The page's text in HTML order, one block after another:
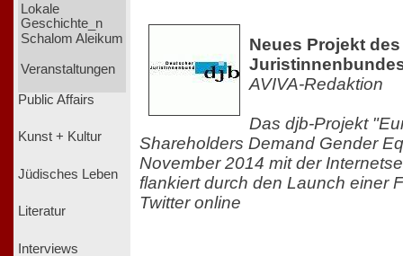
Lokale
Geschichte_n
Schalom Aleikum
Veranstaltungen
Public Affairs
Kunst + Kultur
Jüdisches Leben
Literatur
Interviews
Neues Projekt
AVIVA-Redaktion
Das djb-Projekt
Shareholders Demand Gender
November 2014 mit der
flankiert durch den Launch einer
Twitter online